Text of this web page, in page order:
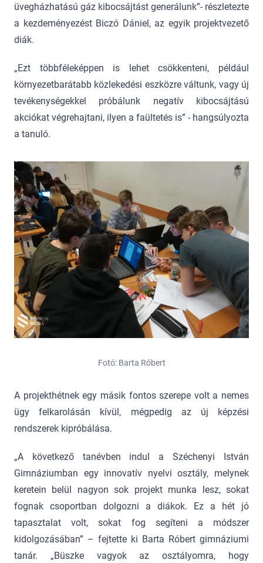
üvegházhatású gáz kibocsájtást generálunk”- részletezte
a kezdeményezést Biczó Dániel, az egyik projektvezető
diák.
„Ezt többféleképpen is lehet csökkenteni, például
környezetbarátabb közlekedési eszközre váltunk, vagy új
tevékenységekkel próbálunk negatív kibocsájtású
akciókat végrehajtani, ilyen a faültetés is” - hangsúlyozta
a tanuló.
Fotó: Barta Róbert
A projekthétnek egy másik fontos szerepe volt a nemes
ügy felkarolásán kívül, mégpedig az új képzési
rendszerek kipróbálása.
„A következő tanévben indul a Széchenyi István
Gimnáziumban egy innovatív nyelvi osztály, melynek
keretein belül nagyon sok projekt munka lesz, sokat
fognak csoportban dolgozni a diákok. Ez a hét jó
tapasztalat volt, sokat fog segíteni a módszer
kidolgozásában” – fejtette ki Barta Róbert gimnáziumi
tanár. „Büszke vagyok az osztályomra, hogy